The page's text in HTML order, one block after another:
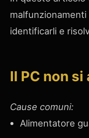
identificarli e
Il PC non
Cause comuni:
Alimentatore